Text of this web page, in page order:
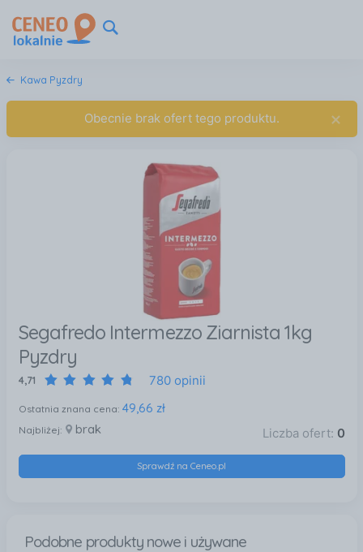
Kawa Pyzdry
Obecnie brak ofert tego produktu. ×
Segafredo Intermezzo Ziarnista 1kg
Pyzdry
4,71 780 opinii
Ostatnia znana cena: 49,66 zł
Najbliżej: brak Liczba ofert: 0
Sprawdź na Ceneo.pl
Podobne produkty nowe i używane